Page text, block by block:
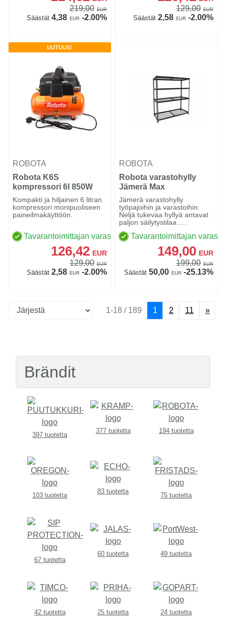
219,00 EUR
Säästät4,38 EUR -2.00%
129,00 EUR
Säästät2,58 EUR -2.00%
UUTUUS!
ROBOTA
Robota K6S
kompressori 6l 850W
hiljainen
Kompakti ja hiljainen 6 litran
kompressori monipuoliseen
paineilmakäyttöön.
Tavarantoimittajan varastossa
126,42 EUR
129,00 EUR
Säästät2,58 EUR -2.00%
ROBOTA
Robota varastohylly
Jämerä Max
Jämerä varastohylly
työpajoihin ja varastoihin.
Neljä tukevaa hyllyä antavat
paljon säilytystilaa.....
Tavarantoimittajan
149,00 EUR
199,00 EUR
Säästät50,00 EUR -25.13%
1-18 / 189 1 2 11 »
Brändit
397 tuotetta
377 tuotetta 194 tuotetta
103 tuotetta
83 tuotetta
75 tuotetta
67 tuotetta
60 tuotetta 49 tuotetta
42 tuotetta 25 tuotetta 24 tuotetta